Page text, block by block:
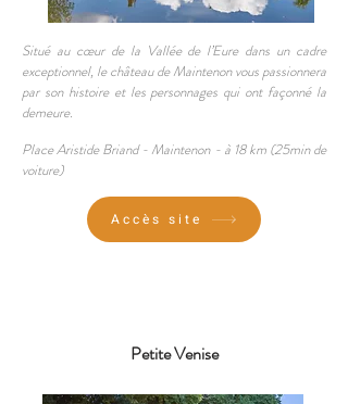
Situé au cœur de la Vallée de l’Eure dans un cadre
exceptionnel, le château de Maintenon vous passionnera
par son histoire et les personnages qui ont façonné la
demeure.
Place Aristide Briand - Maintenon - à 18km (25min de
voiture)
Accès site
Petite Venise